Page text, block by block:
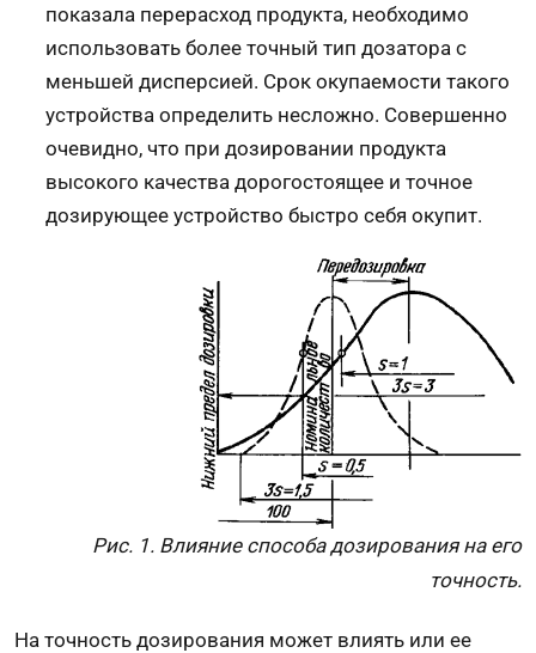
показала перерасход продукта, необходимо
использовать более точный тип дозатора с
меньшей дисперсией. Срок окупаемости такого
устройства определить несложно. Совершенно
очевидно, что при дозировании продукта
высокого качества дорогостоящее и точное
дозирующее устройство быстро себя окупит.
Рис. 1. Влияние способа дозирования на его
точность.
На точность дозирования может влиять или ее